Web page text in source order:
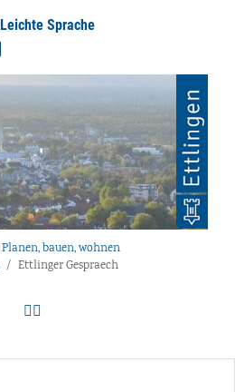
Leichte Sprache
Planen, bauen, wohnen
Ettlinger Gespraech